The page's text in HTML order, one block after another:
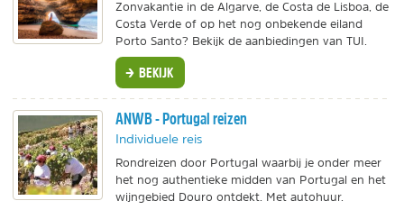
Zonvakantie in de Algarve, de Costa de Lisboa, de
Costa Verde of op het nog onbekende eiland
Porto Santo? Bekijk de aanbiedingen van TUI.
BEKIJK
ANWB - Portugal reizen
Individuele reis
Rondreizen door Portugal waarbij je onder meer
het nog authentieke midden van Portugal en het
wijngebied Douro ontdekt. Met autohuur.